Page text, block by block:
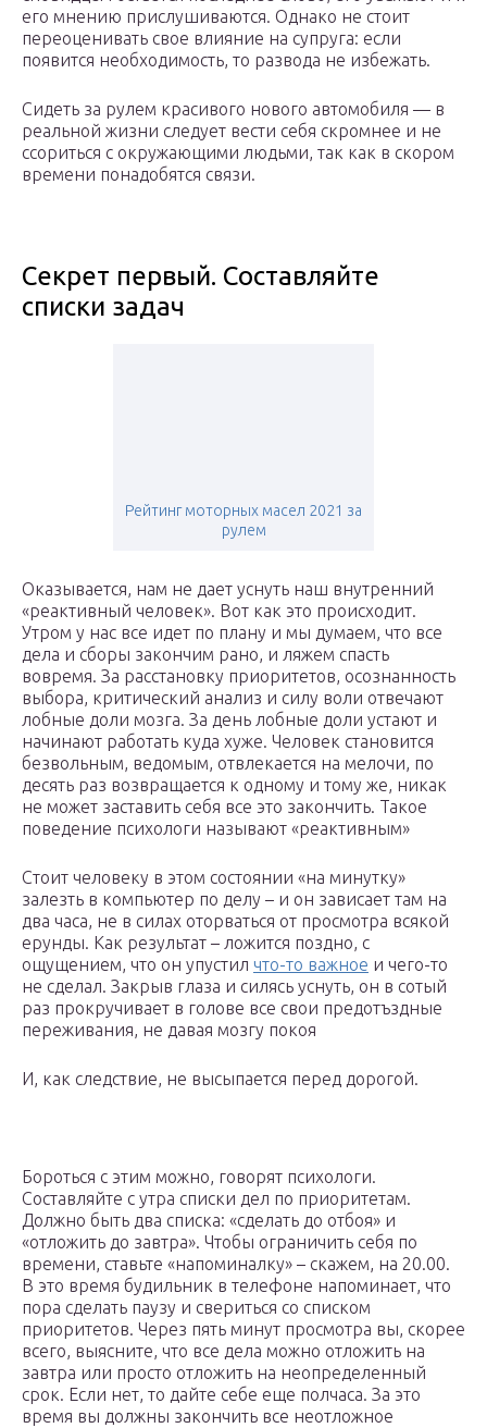
его мнению прислушиваются. Однако не стоит
переоценивать свое влияние на супруга: если
появится необходимость, то развода не избежать.
Сидеть за рулем красивого нового автомобиля — в
реальной жизни следует вести себя скромнее и не
ссориться с окружающими людьми, так как в скором
времени понадобятся связи.
Секрет первый. Составляйте
списки задач
Рейтинг моторных масел 2021 за
рулем
Оказывается, нам не дает уснуть наш внутренний
«реактивный человек». Вот как это происходит.
Утром у нас все идет по плану и мы думаем, что все
дела и сборы закончим рано, и ляжем спасть
вовремя. За расстановку приоритетов, осознанность
выбора, критический анализ и силу воли отвечают
лобные доли мозга. За день лобные доли устают и
начинают работать куда хуже. Человек становится
безвольным, ведомым, отвлекается на мелочи, по
десять раз возвращается к одному и тому же, никак
не может заставить себя все это закончить. Такое
поведение психологи называют «реактивным»
Стоит человеку в этом состоянии «на минутку»
залезть в компьютер по делу – и он зависает там на
два часа, не в силах оторваться от просмотра всякой
ерунды. Как результат – ложится поздно, с
ощущением, что он упустил что-то важное и чего-то
не сделал. Закрыв глаза и силясь уснуть, он в сотый
раз прокручивает в голове все свои предотъздные
переживания, не давая мозгу покоя
И, как следствие, не высыпается перед дорогой.
Бороться с этим можно, говорят психологи.
Составляйте с утра списки дел по приоритетам.
Должно быть два списка: «сделать до отбоя» и
«отложить до завтра». Чтобы ограничить себя по
времени, ставьте «напоминалку» – скажем, на 20.00.
В это время будильник в телефоне напоминает, что
пора сделать паузу и свериться со списком
приоритетов. Через пять минут просмотра вы, скорее
всего, выясните, что все дела можно отложить на
завтра или просто отложить на неопределенный
срок. Если нет, то дайте себе еще полчаса. За это
время вы должны закончить все неотложное